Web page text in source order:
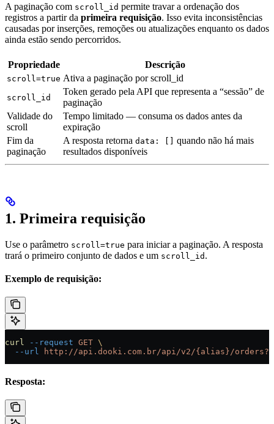
A paginação com scroll_id permite travar a ordenação dos
registros a partir da primeira requisição. Isso evita inconsistências
causadas por inserções, remoções ou atualizações enquanto os dados
ainda estão sendo percorridos.
Propriedade Descrição
scroll=true Ativa a paginação por scroll_id
scroll_id
Token gerado pela API que representa a “sessão” de
paginação
Validade do
scroll
Tempo limitado — consuma os dados antes da
expiração
Fim da
paginação
A resposta retorna data: []
quando não há mais
resultados disponíveis
1. Primeira requisição
Use o parâmetro scroll=true para iniciar a paginação. A resposta
trará o primeiro conjunto de dados e um scroll_id .
Exemplo de requisição:
curl --request GET \
  --url
http://api.dooki.com.br/api/v2/{alias}/
Resposta: